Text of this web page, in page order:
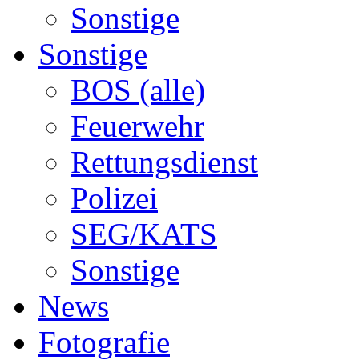
Sonstige
Sonstige
BOS (alle)
Feuerwehr
Rettungsdienst
Polizei
SEG/KATS
Sonstige
News
Fotografie